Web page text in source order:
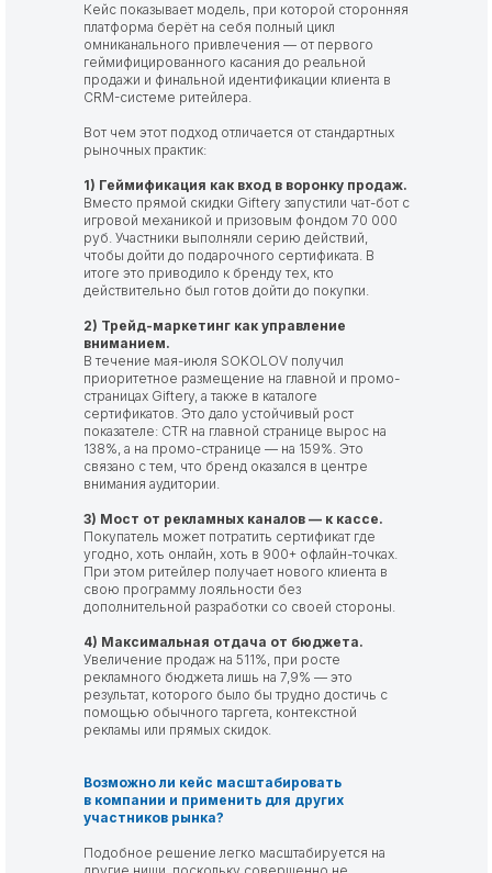
Кейс показывает модель, при которой сторонняя
платформа берёт на себя полный цикл
омниканального привлечения — от первого
геймифицированного касания до реальной
продажи и финальной идентификации клиента в
CRM-системе ритейлера.
Вот чем этот подход отличается от стандартных
рыночных практик:
1) Геймификация как вход в воронку продаж.
Вместо прямой скидки Giftery запустили чат-бот с
игровой механикой и призовым фондом 70 000
руб. Участники выполняли серию действий,
чтобы дойти до подарочного сертификата. В
итоге это приводило к бренду тех, кто
действительно был готов дойти до покупки.
2) Трейд-маркетинг как управление
вниманием.
В течение мая-июля SOKOLOV получил
приоритетное размещение на главной и промо-
страницах Giftery, а также в каталоге
сертификатов. Это дало устойчивый рост
показателе: CTR на главной странице вырос на
138%, а на промо-странице — на 159%. Это
связано с тем, что бренд оказался в центре
внимания аудитории.
3) Мост от рекламных каналов — к кассе.
Покупатель может потратить сертификат где
угодно, хоть онлайн, хоть в 900+ офлайн-точках.
При этом ритейлер получает нового клиента в
свою программу лояльности без
дополнительной разработки со своей стороны.
4) Максимальная отдача от бюджета.
Увеличение продаж на 511%, при росте
рекламного бюджета лишь на 7,9% — это
результат, которого было бы трудно достичь с
помощью обычного таргета, контекстной
рекламы или прямых скидок.
Возможно ли кейс масштабировать
в компании и применить для других
участников рынка?
Подобное решение легко масштабируется на